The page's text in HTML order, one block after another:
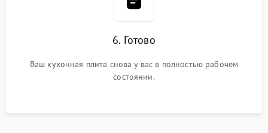
6. Готово
Ваш кухонная плита снова у вас в полностью рабочем
состоянии.